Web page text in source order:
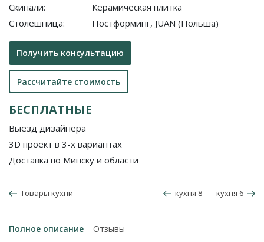
Скинали:
Столешница:
Керамическая плитка
Постформинг, JUAN (Польша)
Получить консультацию
Рассчитайте стоимость
БЕСПЛАТНЫЕ
Выезд дизайнера
3D проект в 3-х вариантах
Доставка по Минску и области
Товары кухни кухня 8 кухня 6
Полное описание
Отзывы